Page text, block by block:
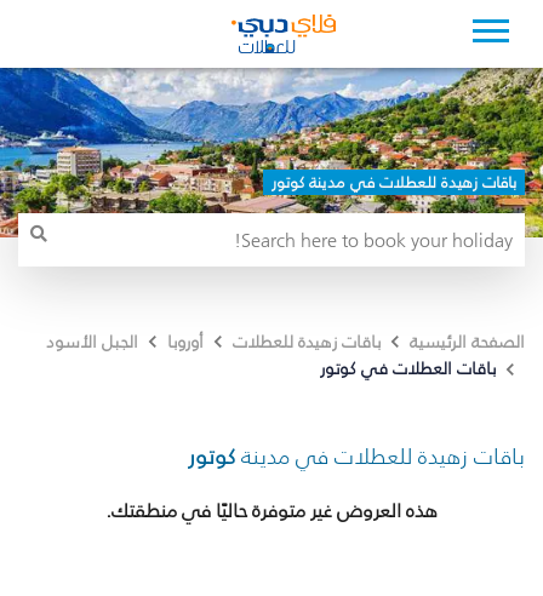
باقات زهيدة للعطلات في مدينة كوتور
الصفحة الرئيسية باقات زهيدة للعطلات أوروبا
الجبل الأسود
باقات العطلات في كوتور
باقات زهيدة للعطلات في مدينةكوتور
هذه العروض غير متوفرة حاليًا في منطقتك.